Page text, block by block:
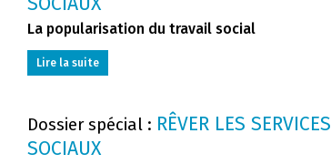
La popularisation du travail social
Lire la suite
Dossier spécial : RÊVER LES SERVICES
SOCIAUX